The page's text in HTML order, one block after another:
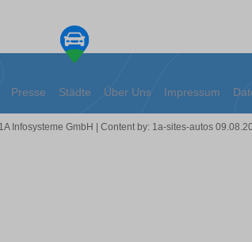
Presse Städte Über Uns Impressum
Infosysteme GmbH | Content by: 1a-sites-autos